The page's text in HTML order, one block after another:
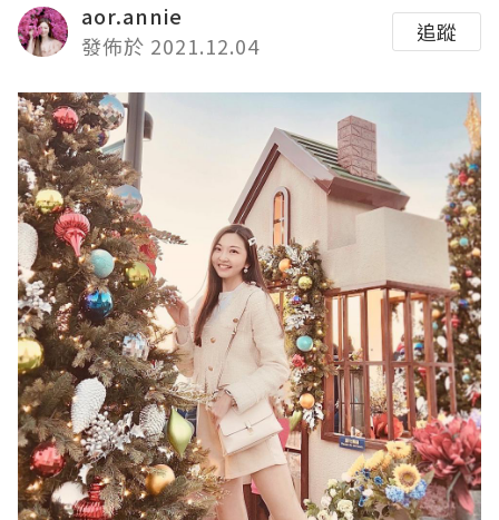
aor.annie
發佈於 2021.12.04
追蹤